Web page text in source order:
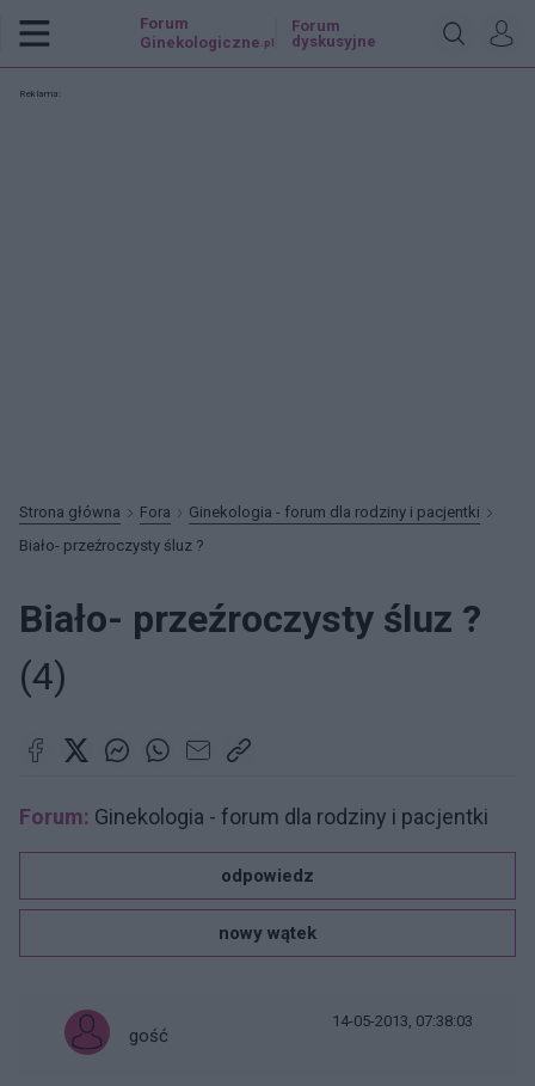
Forum
Ginekologiczne .pl
Forum
dyskusyjne
Reklama:
Strona główna Fora
Ginekologia - forum dla rodziny i pacjentki
Biało- przeźroczysty śluz ?
Biało- przeźroczysty śluz ?
(4)
Forum: Ginekologia - forum dla rodziny i pacjentki
odpowiedz
nowy wątek
gość
14-05-2013, 07:38:03